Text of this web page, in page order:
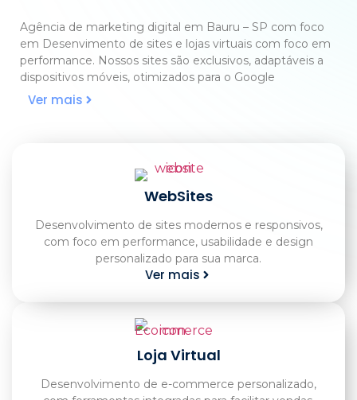
Agência de marketing digital em Bauru – SP com foco
em Desenvimento de sites e lojas virtuais com foco em
performance. Nossos sites são exclusivos, adaptáveis a
dispositivos móveis, otimizados para o Google
Ver mais
WebSites
Desenvolvimento de sites modernos e responsivos,
com foco em performance, usabilidade e design
personalizado para sua marca.
Ver mais
Loja Virtual
Desenvolvimento de e-commerce personalizado,